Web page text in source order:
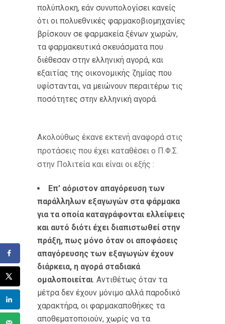
πολύπλοκη, εάν συνυπολογίσει κανείς
ότι οι πολυεθνικές φαρμακοβιομηχανίες
βρίσκουν σε φαρμακεία ξένων χωρών,
τα φαρμακευτικά σκευάσματα που
διέθεσαν στην ελληνική αγορά, και
εξαιτίας της οικονομικής ζημίας που
υφίστανται, να μειώνουν περαιτέρω τις
ποσότητες στην ελληνική αγορά.
Ακολούθως έκανε εκτενή αναφορά στις
προτάσεις που έχει καταθέσει ο Π.Φ.Σ.
στην Πολιτεία και είναι οι εξής :
Eπ’ αόριστον απαγόρευση των
παράλληλων εξαγωγών στα φάρμακα
για τα οποία καταγράφονται ελλείψεις
και αυτό διότι έχει διαπιστωθεί στην
πράξη, πως μόνο όταν οι αποφάσεις
απαγόρευσης των εξαγωγών έχουν
διάρκεια, η αγορά σταδιακά
ομαλοποιείται. Αντιθέτως όταν τα
μέτρα δεν έχουν μόνιμο αλλά παροδικό
χαρακτήρα, οι φαρμακαποθήκες τα
αποθεματοποιούν, χωρίς να τα